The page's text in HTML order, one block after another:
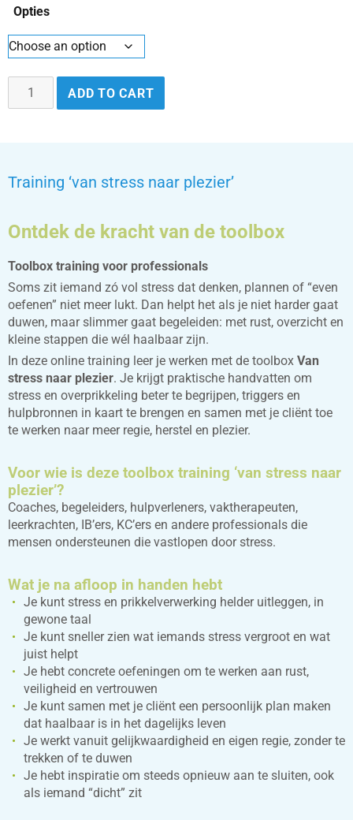
Opties
ADD TO CART
Training ‘van stress naar plezier’
Ontdek de kracht van de toolbox
Toolbox training voor professionals
Soms zit iemand zó vol stress dat denken, plannen of “even
oefenen” niet meer lukt. Dan helpt het als je niet harder gaat
duwen, maar slimmer gaat begeleiden: met rust, overzicht en
kleine stappen die wél haalbaar zijn.
In deze online training leer je werken met de toolbox Van
stress naar plezier. Je krijgt praktische handvatten om
stress en overprikkeling beter te begrijpen, triggers en
hulpbronnen in kaart te brengen en samen met je cliënt toe
te werken naar meer regie, herstel en plezier.
Voor wie is deze toolbox training ‘van stress naar
plezier’?
Coaches, begeleiders, hulpverleners, vaktherapeuten,
leerkrachten, IB’ers, KC’ers en andere professionals die
mensen ondersteunen die vastlopen door stress.
Wat je na afloop in handen hebt
Je kunt stress en prikkelverwerking helder uitleggen, in
gewone taal
Je kunt sneller zien wat iemands stress vergroot en wat
juist helpt
Je hebt concrete oefeningen om te werken aan rust,
veiligheid en vertrouwen
Je kunt samen met je cliënt een persoonlijk plan maken
dat haalbaar is in het dagelijks leven
Je werkt vanuit gelijkwaardigheid en eigen regie, zonder te
trekken of te duwen
Je hebt inspiratie om steeds opnieuw aan te sluiten, ook
als iemand “dicht” zit